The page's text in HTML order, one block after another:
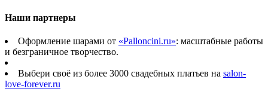
Наши партнеры
Оформление шарами от «Palloncini.ru»: масштабные работы
и безграничное творчество.
Выбери своё из более 3000 свадебных платьев на salon-
love-forever.ru